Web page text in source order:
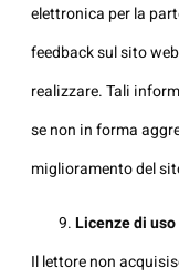
elettronica per la
feedback sul sito
realizzare. Tali
se non in forma
miglioramento del
Licenze di
Il lettore non